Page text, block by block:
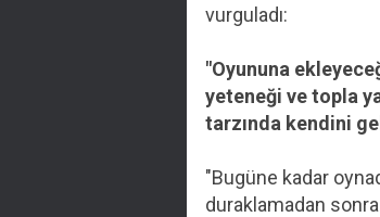
vurguladı:
"Oyununa
yeteneği ve topla
tarzında kendini
"Bugüne kadar
duraklamadan